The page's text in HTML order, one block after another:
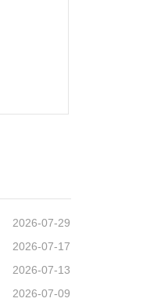
2026-07-29
2026-07-17
2026-07-13
2026-07-09